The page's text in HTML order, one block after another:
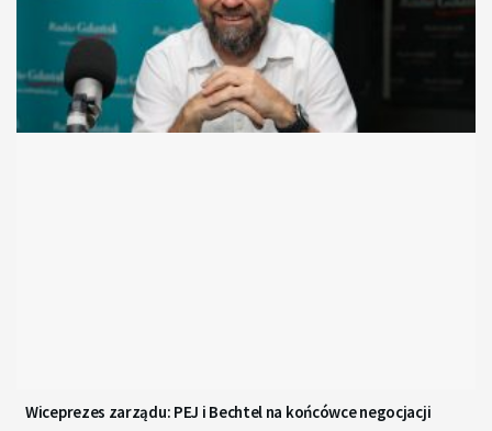
Wiceprezes zarządu: PEJ i Bechtel na końcówce negocjacji